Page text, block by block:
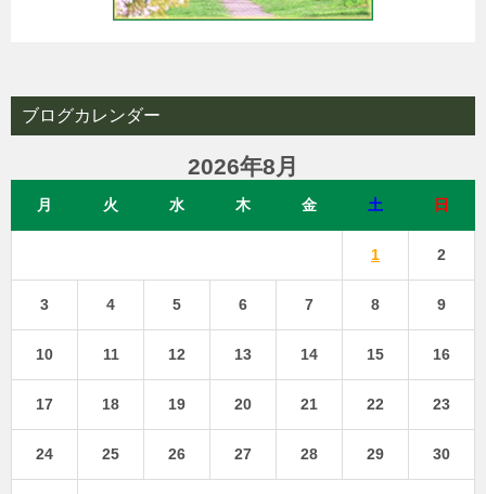
ブログカレンダー
2026年8月
月 火 水 木 金 土 日
1 2
3 4 5 6 7 8 9
10 11 12 13 14 15 16
17 18 19 20 21 22 23
24 25 26 27 28 29 30